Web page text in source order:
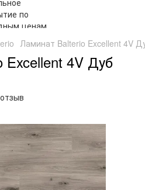
Ламинат Balterio Excellent 4V
4V Дуб